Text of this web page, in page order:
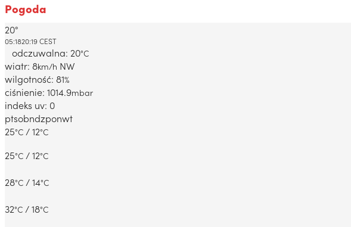
Pogoda
Dabrowa Gornicza, PL
20°
05:1820:19 CEST
odczuwalna: 20°C
wiatr: 8km/h NW
wilgotność: 81%
ciśnienie: 1014.9mbar
indeks uv: 0
ptsobndzponwt
25°C / 12°C
25°C / 12°C
28°C / 14°C
32°C / 18°C